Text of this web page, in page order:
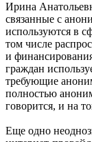
Ирина
связанные с
используются в
том числе
и
граждан
требующие
полностью
говорится, и на
Еще одно